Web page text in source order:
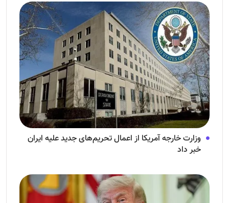
وزارت خارجه آمریکا از اعمال تحریم‌های جدید علیه ایران
خبر داد